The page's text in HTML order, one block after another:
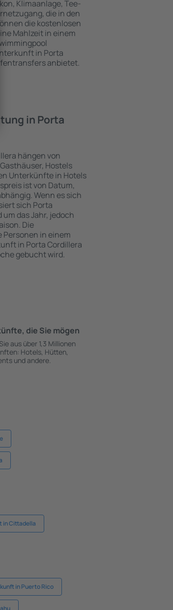
Klimaanlage, Tee-
die in den
die kostenlosen
Mahlzeit in einem
in Porta
anbietet.
in Porta
hängen von
Hostels
Unterkünfte in Hotels
ist von Datum,
Wenn es sich
sich Porta
das Jahr, jedoch
Die
in einem
in Porta Cordillera
gebucht wird.
die Sie mögen
aus über 1,3 Millionen
Hotels, Hütten,
und andere.
in Cittadella
in Puerto Rico